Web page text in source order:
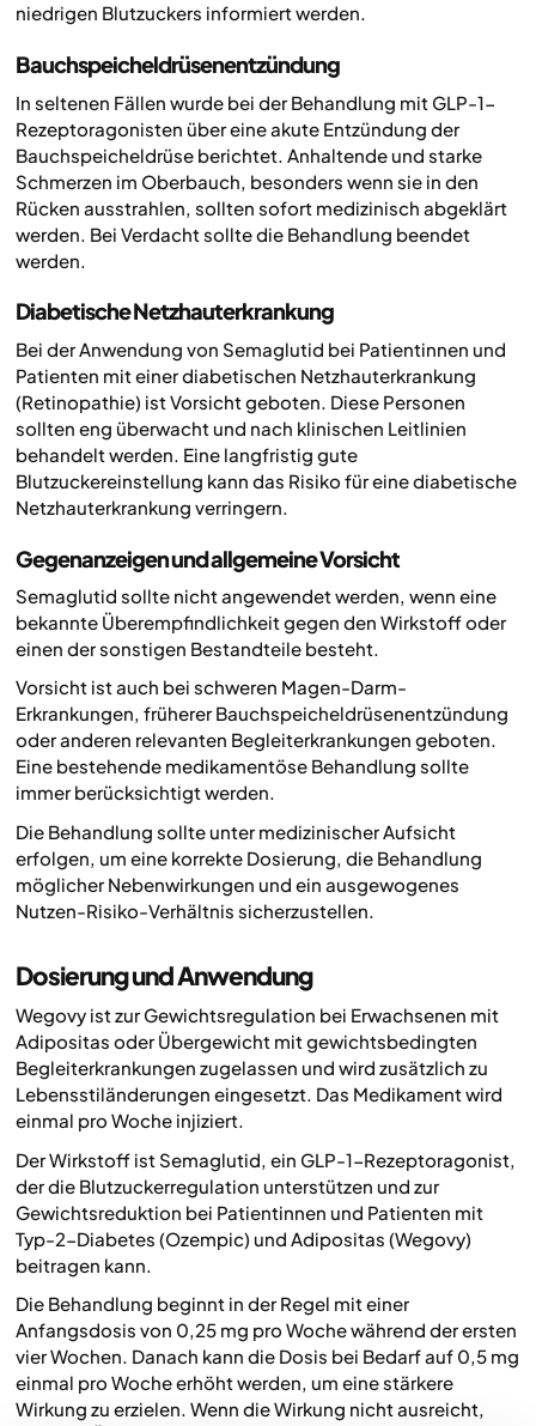
niedrigen Blutzuckers informiert werden.
Bauchspeicheldrüsenentzündung
In seltenen Fällen wurde bei der Behandlung mit GLP-1-
Rezeptoragonisten über eine akute Entzündung der
Bauchspeicheldrüse berichtet. Anhaltende und starke
Schmerzen im Oberbauch, besonders wenn sie in den
Rücken ausstrahlen, sollten sofort medizinisch abgeklärt
werden. Bei Verdacht sollte die Behandlung beendet
werden.
Diabetische Netzhauterkrankung
Bei der Anwendung von Semaglutid bei Patientinnen und
Patienten mit einer diabetischen Netzhauterkrankung
(Retinopathie) ist Vorsicht geboten. Diese Personen
sollten eng überwacht und nach klinischen Leitlinien
behandelt werden. Eine langfristig gute
Blutzuckereinstellung kann das Risiko für eine diabetische
Netzhauterkrankung verringern.
Gegenanzeigen und allgemeine Vorsicht
Semaglutid sollte nicht angewendet werden, wenn eine
bekannte Überempfindlichkeit gegen den Wirkstoff oder
einen der sonstigen Bestandteile besteht.
Vorsicht ist auch bei schweren Magen-Darm-
Erkrankungen, früherer Bauchspeicheldrüsenentzündung
oder anderen relevanten Begleiterkrankungen geboten.
Eine bestehende medikamentöse Behandlung sollte
immer berücksichtigt werden.
Die Behandlung sollte unter medizinischer Aufsicht
erfolgen, um eine korrekte Dosierung, die Behandlung
möglicher Nebenwirkungen und ein ausgewogenes
Nutzen-Risiko-Verhältnis sicherzustellen.
Dosierung und Anwendung
Wegovy ist zur Gewichtsregulation bei Erwachsenen mit
Adipositas oder Übergewicht mit gewichtsbedingten
Begleiterkrankungen zugelassen und wird zusätzlich zu
Lebensstiländerungen eingesetzt. Das Medikament wird
einmal pro Woche injiziert.
Der Wirkstoff ist Semaglutid, ein GLP-1-Rezeptoragonist,
der die Blutzuckerregulation unterstützen und zur
Gewichtsreduktion bei Patientinnen und Patienten mit
Typ-2-Diabetes (Ozempic) und Adipositas (Wegovy)
beitragen kann.
Die Behandlung beginnt in der Regel mit einer
Anfangsdosis von 0,25 mg pro Woche während der ersten
vier Wochen. Danach kann die Dosis bei Bedarf auf 0,5 mg
einmal pro Woche erhöht werden, um eine stärkere
Wirkung zu erzielen. Wenn die Wirkung nicht ausreicht,